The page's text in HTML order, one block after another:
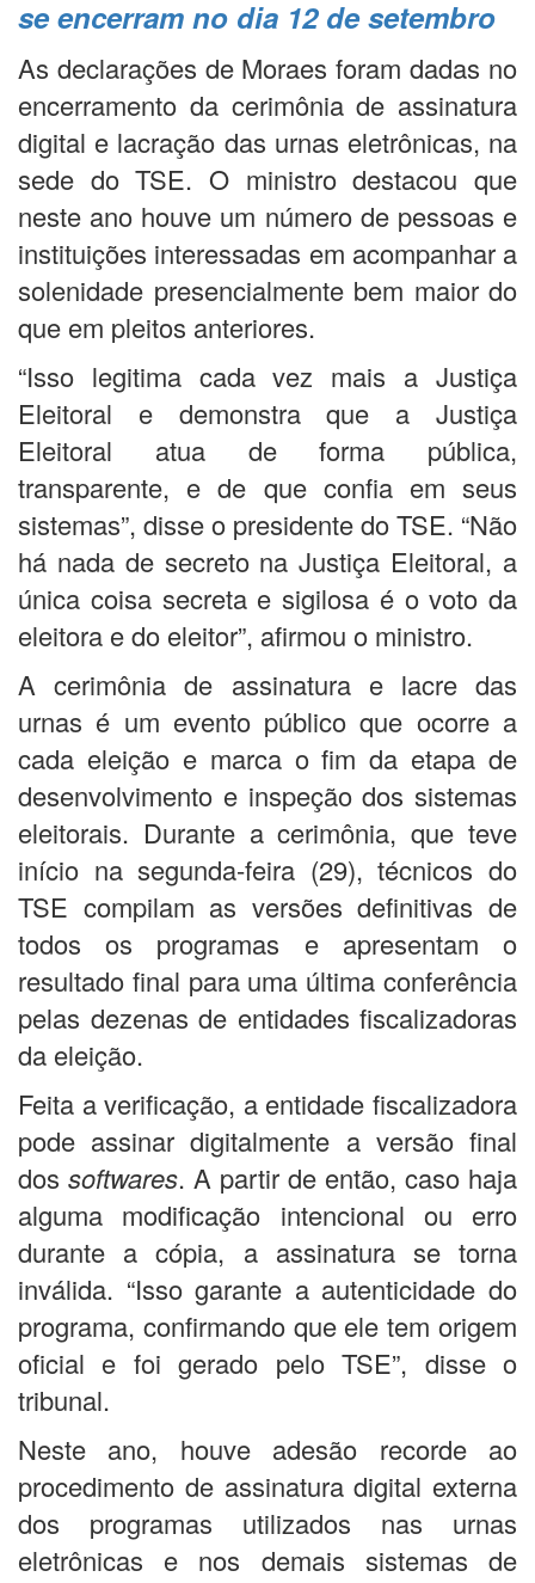
se encerram no dia 12 de setembro
As declarações de Moraes foram dadas no
encerramento da cerimônia de assinatura
digital e lacração das urnas eletrônicas, na
sede do TSE. O ministro destacou que
neste ano houve um número de pessoas e
instituições interessadas em acompanhar a
solenidade presencialmente bem maior do
que em pleitos anteriores.
“Isso legitima cada vez mais a Justiça
Eleitoral e demonstra que a Justiça
Eleitoral atua de forma pública,
transparente, e de que confia em seus
sistemas”, disse o presidente do TSE. “Não
há nada de secreto na Justiça Eleitoral, a
única coisa secreta e sigilosa é o voto da
eleitora e do eleitor”, afirmou o ministro.
A cerimônia de assinatura e lacre das
urnas é um evento público que ocorre a
cada eleição e marca o fim da etapa de
desenvolvimento e inspeção dos sistemas
eleitorais. Durante a cerimônia, que teve
início na segunda-feira (29), técnicos do
TSE compilam as versões definitivas de
todos os programas e apresentam o
resultado final para uma última conferência
pelas dezenas de entidades fiscalizadoras
da eleição.
Feita a verificação, a entidade fiscalizadora
pode assinar digitalmente a versão final
dos softwares. A partir de então, caso haja
alguma modificação intencional ou erro
durante a cópia, a assinatura se torna
inválida. “Isso garante a autenticidade do
programa, confirmando que ele tem origem
oficial e foi gerado pelo TSE”, disse o
tribunal.
Neste ano, houve adesão recorde ao
procedimento de assinatura digital externa
dos programas utilizados nas urnas
eletrônicas e nos demais sistemas de